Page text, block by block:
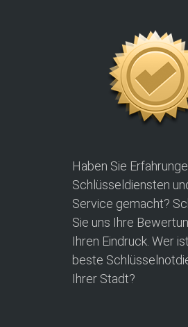
Haben Sie
Schlüsseldiensten
Service gemacht?
Sie uns Ihre
Ihren Eindruck. Wer
beste
Ihrer Stadt?